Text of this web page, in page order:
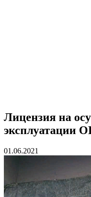
Лицензия на
эксплуатации
01.06.2021